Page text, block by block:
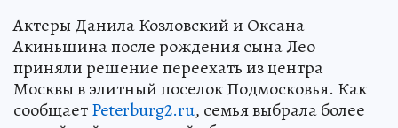
Актеры Данила Козловский и Оксана
Акиньшина после рождения сына Лео
приняли решение переехать из центра
Москвы в элитный поселок Подмосковья. Как
сообщаетPeterburg2.ru, семья выбрала более